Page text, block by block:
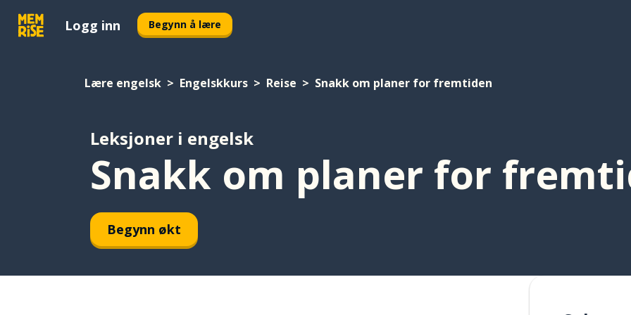
Logg inn Begynn å lære
Lære engelsk Engelskkurs Reise Snakk om planer for fremtiden
Leksjoner i engelsk
Snakk om planer for
Begynn økt